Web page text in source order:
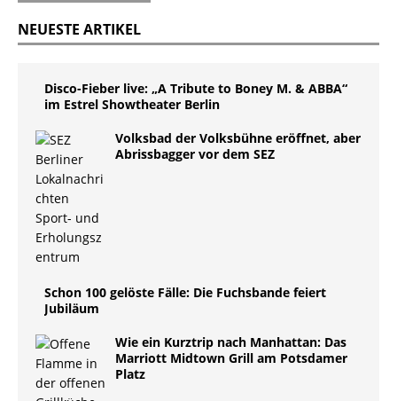
NEUESTE ARTIKEL
Disco-Fieber live: „A Tribute to Boney M. & ABBA“
im Estrel Showtheater Berlin
Volksbad der Volksbühne eröffnet, aber
Abrissbagger vor dem SEZ
Schon 100 gelöste Fälle: Die Fuchsbande feiert
Jubiläum
Wie ein Kurztrip nach Manhattan: Das
Marriott Midtown Grill am Potsdamer
Platz